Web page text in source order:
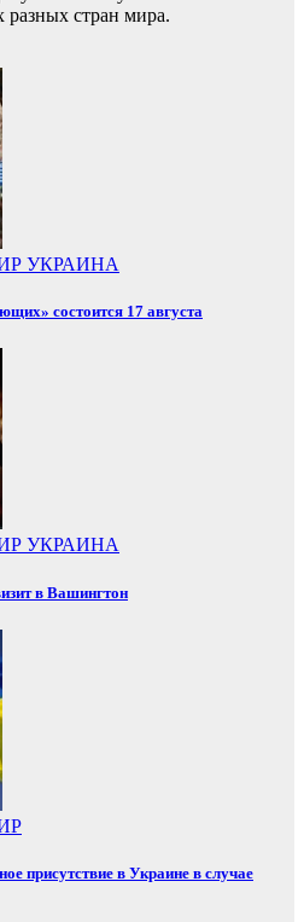
разных стран мира.
УКРАИНА
состоится 17 августа
УКРАИНА
в Вашингтон
присутствие в Украине в случае